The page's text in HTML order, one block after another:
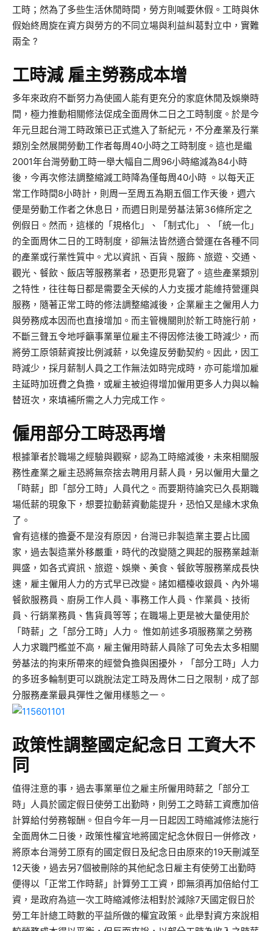
工時；然為了多些生活休閒時間，勞方則喊要休假。工時與休
假始終周旋在資方與勞方的不同立場與利益糾葛對立中，實難
兩全 ?
工時減 雇主勞務成本增
多年來政府不斷努力為使國人能有更充分的家庭休閒及娛樂時
間，極力推動相關修法促成全面周休二日之工時制度。於是今
年元旦起台灣工時政策已正式進入了新紀元，不分產業及行業
類別全然展開勞動工作者每周40小時之工時制度。這也是繼
2001年台灣勞動工時一舉大幅自二周96小時縮減為84小時
後，今再次修法調整縮減工時降為僅每周40小時 。以每天正
常工作時間8小時計，則周一至周五為期五個工作天後，週六
便是勞動工作者之休息日，而週日則是勞基法第36條所定之
例假日。然而，這樣的「規格化」、「制式化」、「統一化」
的全面周休二日的工時制度，卻無法皆然適合營運在各種不同
的產業或行業性質中。尤以資訊、百貨、服飾、旅遊、交通、
觀光、餐飲、飯店等服務業者，恐更形見窘了。這些產業類別
之特性，往往每日都是需要全天候的人力支援才能維持營運與
服務，隨著正常工時的修法調整縮減後，企業雇主之僱用人力
與勞務成本因而也直接增加。而主管機關則於新工時施行前，
不斷三聲五令地呼籲事業單位雇主不得因修法後工時減少，而
將勞工原領薪資按比例減薪，以免違反勞動契約。因此，因工
時減少，採月薪制人員之工作無法如時完成時，亦可能增加雇
主延時加班費之負擔，或雇主被迫得增加僱用更多人力與以輪
替班次，來填補所需之人力完成工作。
僱用部分工時恐再增
根據筆者於職場之經驗與觀察，認為工時縮減後，未來相關服
務性產業之雇主恐將無奈捨去聘用月薪人員，另以僱用大量之
「時薪」即「部分工時」人員代之。而要期待論究已久長期職
場低薪的現象下，想要拉動薪資動能提升，恐怕又是緣木求魚
了。
會有這樣的擔憂不是沒有原因，台灣已非製造業主要占比國
家，過去製造業外移嚴重，時代的改變隨之興起的服務業越漸
興盛，如各式資訊、旅遊、娛樂、美食、餐飲等服務業成長快
速，雇主僱用人力的方式早已改變。諸如櫃檯收銀員、內外場
餐飲服務員、廚房工作人員、事務工作人員、作業員、技術
員、行銷業務員、售貨員等等；在職場上更是被大量使用於
「時薪」之「部分工時」人力。 惟如前述多項服務業之勞務
人力求職門檻並不高，雇主僱用時薪人員除了可免去太多相關
勞基法的拘束所帶來的經營負擔與困擾外，「部分工時」人力
的多班多輪制更可以跳脫法定工時及周休二日之限制，成了部
分服務產業最具彈性之僱用樣態之一。
政策性調整國定紀念日 工資大不
同
值得注意的事，過去事業單位之雇主所僱用時薪之「部分工
時」人員於國定假日使勞工出勤時，則勞工之時薪工資應加倍
計算給付勞務報酬。但自今年一月一日起因工時縮減修法施行
全面周休二日後，政策性權宜地將國定紀念休假日一併修改，
將原本台灣勞工原有的國定假日及紀念日由原來的19天刪減至
12天後，過去另7個被刪除的其他紀念日雇主有使勞工出勤時
便得以「正常工作時薪」計算勞工工資，即無須再加倍給付工
資，是政府為這一次工時縮減修法相對於減除7天國定假日於
勞工年計總工時數的平益所做的權宜政策。此舉對資方來說相